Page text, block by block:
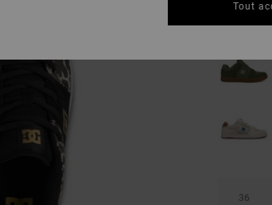
36
Tout